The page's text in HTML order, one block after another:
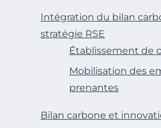
Intégration du bilan
stratégie RSE
Établissement de
Mobilisation des
prenantes
Bilan carbone et